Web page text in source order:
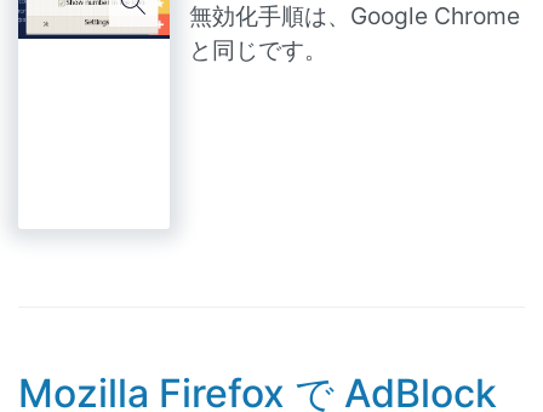
無効化手順は、Google Chrome
と同じです。
Mozilla Firefox で AdBlock